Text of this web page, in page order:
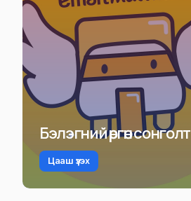
Бэлэгний өргөн сонголт
Цааш үзэх